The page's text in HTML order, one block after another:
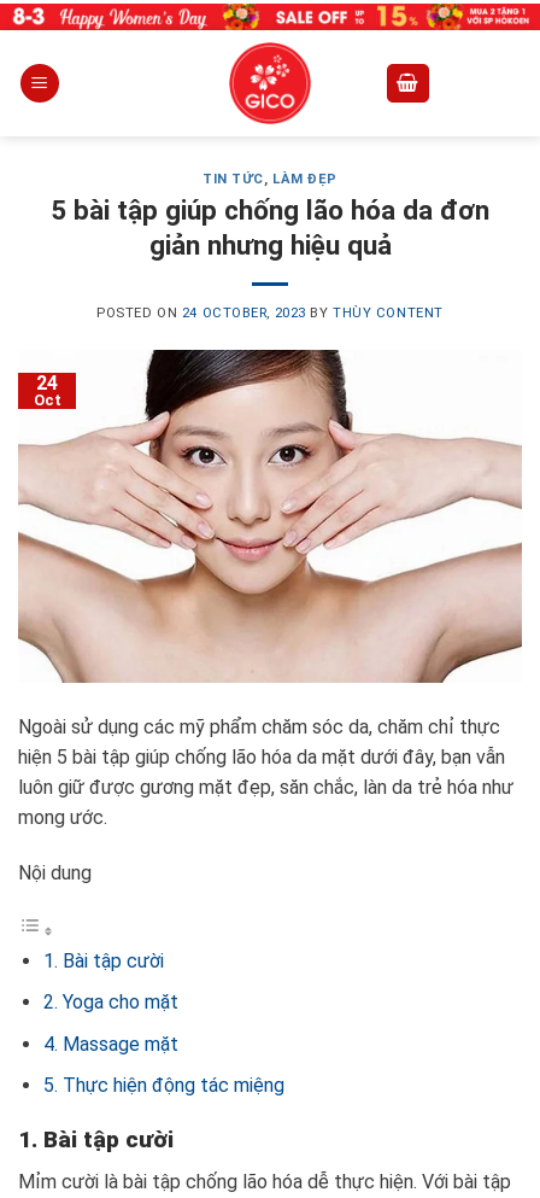
Skip
content
TIN TỨC, LÀM ĐẸP
5 bài tập giúp chống lão hóa da đơn
giản nhưng hiệu quả
POSTED ON 24 OCTOBER, 2023 BYTHÙY CONTENT
24
Oct
Ngoài sử dụng các mỹ phẩm chăm sóc da, chăm chỉ thực
hiện 5 bài tập giúp chống lão hóa da mặt dưới đây, bạn vẫn
luôn giữ được gương mặt đẹp, săn chắc, làn da trẻ hóa như
mong ước.
Nội dung
1. Bài tập cười
2. Yoga cho mặt
4. Massage mặt
5. Thực hiện động tác miệng
1. Bài tập cười
Mỉm cười là bài tập chống lão hóa dễ thực hiện. Với bài tập